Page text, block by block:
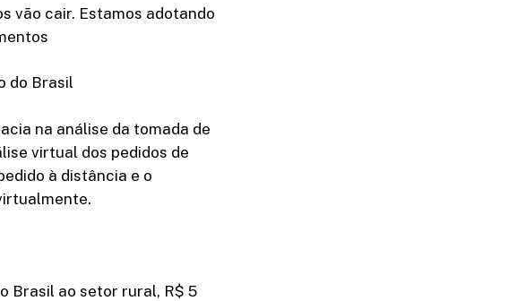
vão cair. Estamos adotando
do Brasil
na análise da tomada de
virtual dos pedidos de
à distância e o
Brasil ao setor rural, R$ 5